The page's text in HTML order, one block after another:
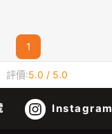
1
評價:5.0 / 5.0
Instagram